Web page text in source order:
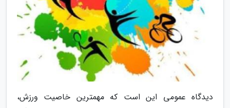
دیدگاه عمومی این است که مهمترین خاصیت ورزش،